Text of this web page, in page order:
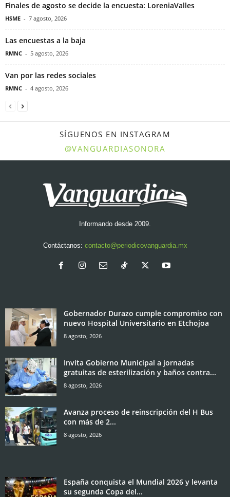
Finales de agosto se decide la encuesta: LoreniaValles
HSME - 7 agosto, 2026
Las encuestas a la baja
RMNC - 5 agosto, 2026
Van por las redes sociales
RMNC - 4 agosto, 2026
SÍGUENOS EN INSTAGRAM
@VANGUARDIASONORA
Informando desde 2009.
Contáctanos: contacto@periodicovanguardia.mx
Gobernador Durazo cumple compromiso con
nuevo Hospital Universitario en Etchojoa
8 agosto, 2026
Invita Gobierno Municipal a jornadas
gratuitas de esterilización y baños contra...
8 agosto, 2026
Avanza proceso de reinscripción del H Bus
con más de 2...
8 agosto, 2026
España conquista el Mundial 2026 y levanta
su segunda Copa del...